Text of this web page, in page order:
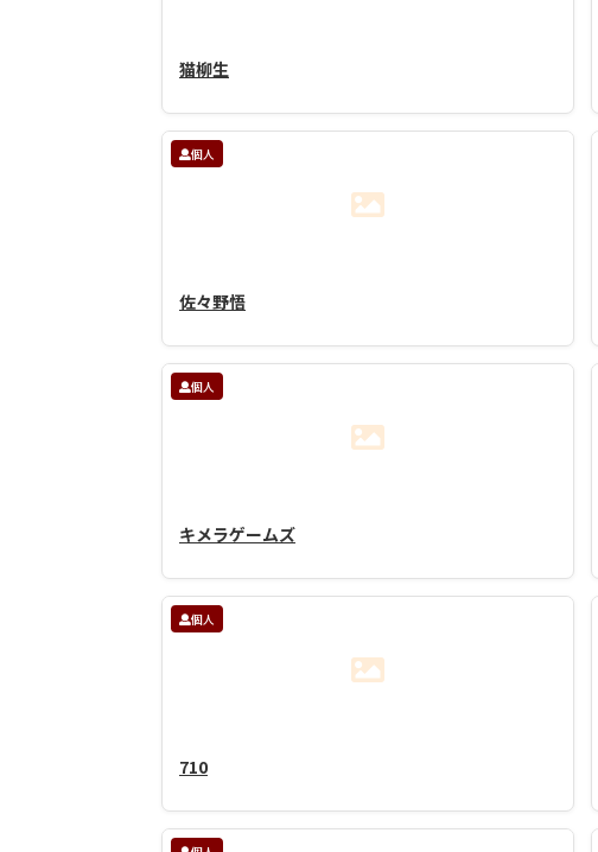
猫柳生
個人
佐々野悟
個人
キメラゲームズ
個人
710